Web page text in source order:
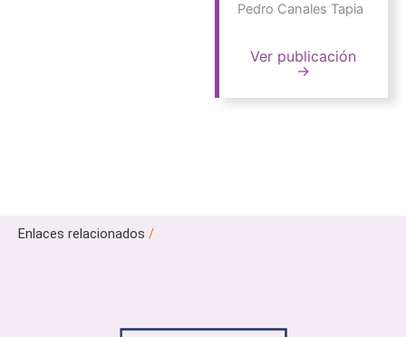
Pedro Canales Tapia
Ver publicación
→
Enlaces relacionados /